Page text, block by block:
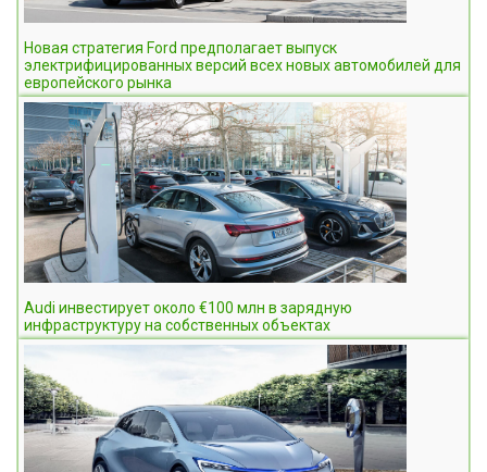
Новая стратегия Ford предполагает выпуск
электрифицированных версий всех новых автомобилей для
европейского рынка
Audi инвестирует около €100 млн в зарядную
инфраструктуру на собственных объектах